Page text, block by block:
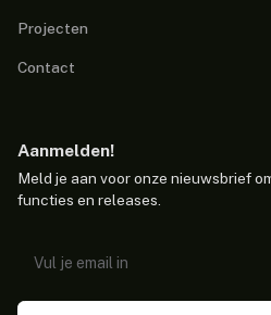
Projecten
Contact
Aanmelden!
Meld je aan voor onze nieuwsbrief
functies en releases.